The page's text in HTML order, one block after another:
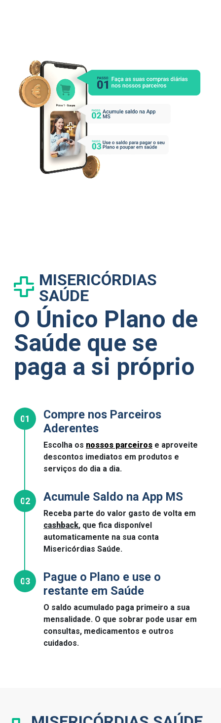
MISERICÓRDIAS
SAÚDE
O Único Plano de
Saúde que se
paga a si próprio
01
Compre nos Parceiros
Aderentes
Escolha os nossos parceiros e aproveite
descontos imediatos em produtos e
serviços do dia a dia.
02 Acumule Saldo na App MS
Receba parte do valor gasto de volta em
cashback, que fica disponível
automaticamente na sua conta
Misericórdias Saúde.
03
Pague o Plano e use o
restante em Saúde
O saldo acumulado paga primeiro a sua
mensalidade. O que sobrar pode usar em
consultas, medicamentos e outros
cuidados.